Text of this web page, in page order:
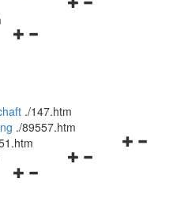
Navigationsmenü
./147.htm
./89557.htm
Navigationsmenü
Navigationsmenü